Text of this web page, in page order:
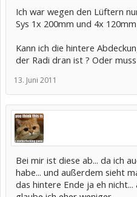
Ich war wegen den Lüftern
Sys 1x 200mm und 4x
Kann ich die hintere
der Radi dran ist ? Oder
13. Juni 2011
Bei mir ist diese ab... da ich
habe... und außerdem sieht
das hintere Ende ja eh